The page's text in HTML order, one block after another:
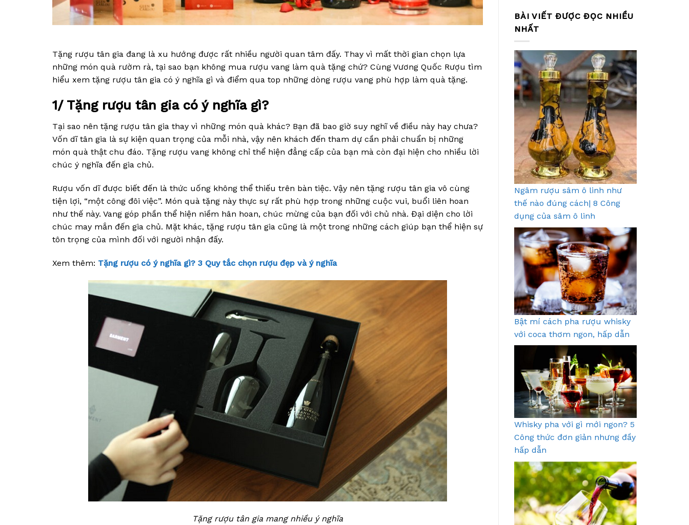
Tặng rượu tân gia đang là xu hướng được rất nhiều người quan tâm đấy. Thay vì mất thời gian chọn lựa
những món quà rườm rà, tại sao bạn không mua rượu vang làm quà tặng chứ? Cùng Vương Quốc Rượu tìm
hiểu xem tặng rượu tân gia có ý nghĩa gì và điểm qua top những dòng rượu vang phù hợp làm quà tặng.
1/ Tặng rượu tân gia có ý nghĩa gì?
Tại sao nên tặng rượu tân gia thay vì những món quà khác? Bạn đã bao giờ suy nghĩ về điều này hay chưa?
Vốn dĩ tân gia là sự kiện quan trọng của mỗi nhà, vậy nên khách đến tham dự cần phải chuẩn bị những
món quà thật chu đáo. Tặng rượu vang không chỉ thể hiện đẳng cấp của bạn mà còn đại hiện cho nhiều lời
chúc ý nghĩa đến gia chủ.
Rượu vốn dĩ được biết đến là thức uống không thể thiếu trên bàn tiệc. Vậy nên tặng rượu tân gia vô cùng
tiện lợi, “một công đôi việc”. Món quà tặng này thực sự rất phù hợp trong những cuộc vui, buổi liên hoan
như thế này. Vang góp phần thể hiện niềm hân hoan, chúc mừng của bạn đối với chủ nhà. Đại diện cho lời
chúc may mắn đến gia chủ. Mặt khác, tặng rượu tân gia cũng là một trong những cách giúp bạn thể hiện sự
tôn trọng của mình đối với người nhận đấy.
Xem thêm: Tặng rượu có ý nghĩa gì? 3 Quy tắc chọn rượu đẹp và ý nghĩa
Tặng rượu tân gia mang nhiều ý nghĩa
BÀI VIẾT ĐƯỢC ĐỌC NHIỀU
NHẤT
Ngâm rượu sâm ô linh như
thế nào đúng cách| 8 Công
dụng của sâm ô linh
Bật mí cách pha rượu whisky
với coca thơm ngon, hấp dẫn
Whisky pha với gì mới ngon? 5
Công thức đơn giản nhưng đầy
hấp dẫn